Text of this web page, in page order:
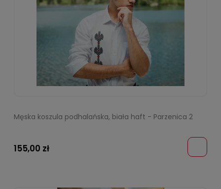
Męska koszula podhalańska, biała haft - Parzenica 2
155,00 zł